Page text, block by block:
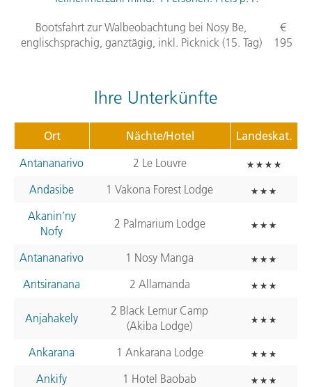
Bootsfahrt zur Walbeobachtung bei Nosy Be,
englischsprachig, ganztägig, inkl. Picknick (15. Tag)
€
195
Ihre Unterkünfte
Ort Nächte/Hotel
Landeskat.
Antananarivo
2 Le Louvre
Andasibe
1 Vakona Forest Lodge
Akanin’ny
Nofy
2 Palmarium Lodge
Antananarivo
1 Nosy Manga
Antsiranana
2 Allamanda
Anjahakely
2 Black Lemur Camp
(Akiba Lodge)
Ankarana
1 Ankarana Lodge
Ankify
1 Hotel Baobab